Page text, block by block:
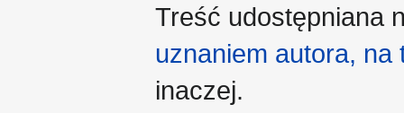
Treść udostępniana
uznaniem autora,
inaczej.